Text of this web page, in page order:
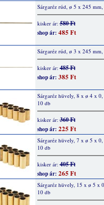
Sárgaréz rúd, ø 5 x 245
kisker ár:580 Ft
shop ár: 485 Ft
Sárgaréz rúd, ø 3 x 245
kisker ár:485 Ft
shop ár: 385 Ft
Sárgaréz hüvely, 8 x ø 4 x
10 db
kisker ár:360 Ft
shop ár: 225 Ft
Sárgaréz hüvely, 7 x ø 5 x
10 db
kisker ár:405 Ft
shop ár: 265 Ft
Sárgaréz hüvely, 15 x ø 5 x
10 db